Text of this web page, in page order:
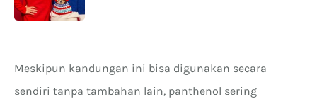
Meskipun kandungan ini bisa digunakan secara
sendiri tanpa tambahan lain, panthenol sering